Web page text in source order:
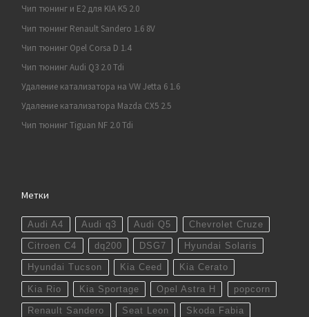
Чип тюнинг и E2 для KIA K5 2.0
Чип тюнинг Renault Sandero 1.6 8V
Чип тюнинг Opel Corsa D 1.4
Чип тюнинг Audi Q3 2.0 Tdi
Удаление катализатора на VW Jetta 6 1.6
Удаление катализатора Mazda CX5 2.5
Чип тюнинг Tiguan NF 2.0 Tdi
Метки
Audi A4 Audi q3 Audi Q5 Chevrolet Cruze
Citroen C4 dq200 DSG7 Hyundai Solaris
Hyundai Tucson Kia Ceed Kia Cerato
Kia Rio Kia Sportage Opel Astra H popcorn
Renault Sandero Seat Leon Skoda Fabia